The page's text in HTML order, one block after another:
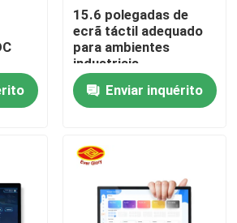
do toque
15.6 polegadas de
ecrã táctil adequado
para ambientes
industriais
Enviar inquérito